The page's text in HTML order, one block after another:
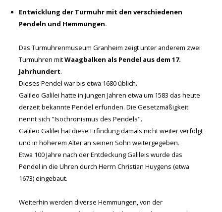
Entwicklung der Turmuhr mit den verschiedenen
Pendeln und Hemmungen.
Das Turmuhrenmuseum Granheim zeigt unter anderem zwei
Turmuhren mitWaagbalken als Pendel aus dem 17.
Jahrhundert.
Dieses Pendel war bis etwa 1680 üblich.
Galileo Galilei hatte in jungen Jahren etwa um 1583 das heute
derzeit bekannte Pendel erfunden. Die Gesetzmäßigkeit
nennt sich "Isochronismus des Pendels".
Galileo Galilei hat diese Erfindung damals nicht weiter verfolgt
und in höherem Alter an seinen Sohn weitergegeben.
Etwa 100 Jahre nach der Entdeckung Galileis wurde das
Pendel in die Uhren durch Herrn Christian Huygens (etwa
1673) eingebaut.
Weiterhin werden diverse Hemmungen, von der